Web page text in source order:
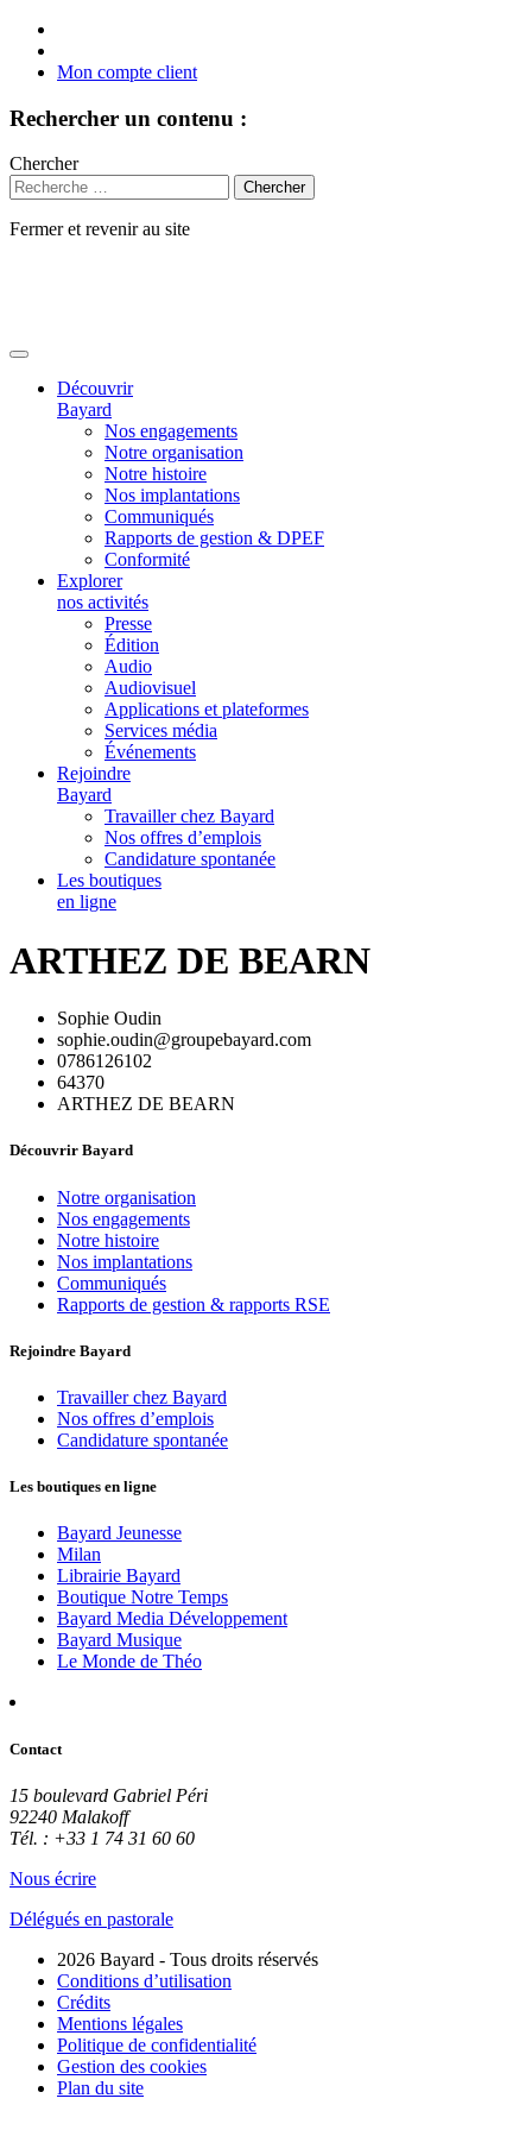
Mon compte client
Rechercher un contenu :
Chercher
Fermer et revenir au site
Découvrir
Bayard
Nos engagements
Notre organisation
Notre histoire
Nos implantations
Communiqués
Rapports de gestion & DPEF
Conformité
Explorer
nos activités
Presse
Édition
Audio
Audiovisuel
Applications et plateformes
Services média
Événements
Rejoindre
Bayard
Travailler chez Bayard
Nos offres d’emplois
Candidature spontanée
Les boutiques
en ligne
ARTHEZ DE BEARN
Sophie Oudin
sophie.oudin@groupebayard.com
0786126102
64370
ARTHEZ DE BEARN
Découvrir Bayard
Notre organisation
Nos engagements
Notre histoire
Nos implantations
Communiqués
Rapports de gestion & rapports RSE
Rejoindre Bayard
Travailler chez Bayard
Nos offres d’emplois
Candidature spontanée
Les boutiques en ligne
Bayard Jeunesse
Milan
Librairie Bayard
Boutique Notre Temps
Bayard Media Développement
Bayard Musique
Le Monde de Théo
Contact
15 boulevard Gabriel Péri
92240 Malakoff
Tél. : +33 1 74 31 60 60
Nous écrire
Délégués en pastorale
2026 Bayard - Tous droits réservés
Conditions d’utilisation
Crédits
Mentions légales
Politique de confidentialité
Gestion des cookies
Plan du site